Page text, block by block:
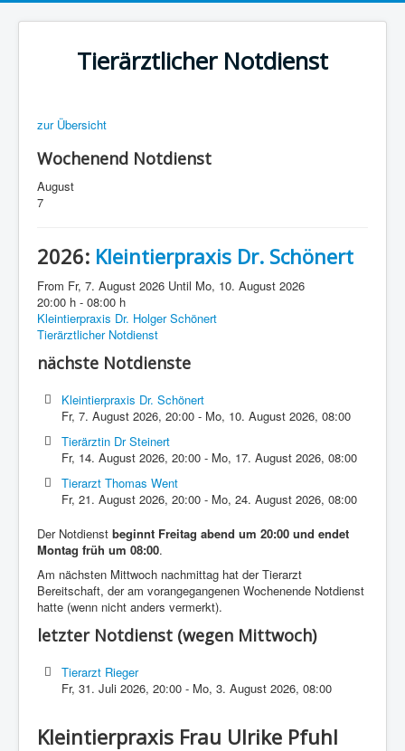
Tierärztlicher Notdienst
zur Übersicht
Wochenend Notdienst
August
7
2026: Kleintierpraxis Dr. Schönert
From Fr, 7. August 2026 Until Mo, 10. August 2026
20:00 h - 08:00 h
Kleintierpraxis Dr. Holger Schönert
Tierärztlicher Notdienst
nächste Notdienste
Kleintierpraxis Dr. Schönert
Fr, 7. August 2026,20:00 - Mo, 10. August 2026,08:00
Tierärztin Dr Steinert
Fr, 14. August 2026,20:00 - Mo, 17. August 2026,08:00
Tierarzt Thomas Went
Fr, 21. August 2026,20:00 - Mo, 24. August 2026,08:00
Der Notdienst beginnt Freitag abend um 20:00 und endet
Montag früh um 08:00.
Am nächsten Mittwoch nachmittag hat der Tierarzt
Bereitschaft, der am vorangegangenen Wochenende Notdienst
hatte (wenn nicht anders vermerkt).
letzter Notdienst (wegen Mittwoch)
Tierarzt Rieger
Fr, 31. Juli 2026,20:00 - Mo, 3. August 2026,08:00
Kleintierpraxis Frau Ulrike Pfuhl